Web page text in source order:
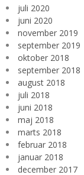
juli 2020
juni 2020
november 2019
september 2019
oktober 2018
september 2018
august 2018
juli 2018
juni 2018
maj 2018
marts 2018
februar 2018
januar 2018
december 2017